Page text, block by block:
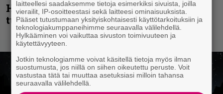
Hansen julkaisi uuden maistiaisen
tulevalta soololevyltä
laitteellesi saadaksemme tietoja esimerkiksi sivuista, joilla
vierailit, IP-osoitteestasi sekä laitteesi ominaisuuksista.
Pääset tutustumaan yksityiskohtaisesti käyttötarkoituksiin ja
teknologiakumppaneihimme seuraavalla välilehdellä.
Hylkääminen voi vaikuttaa sivuston toimivuuteen ja
käytettävyyteen.
Jotkin teknologiamme voivat käsitellä tietoja myös ilman
suostumusta, jos niillä on siihen oikeutettu peruste. Voit
vastustaa tätä tai muuttaa asetuksiasi milloin tahansa
seuraavalla välilehdellä.